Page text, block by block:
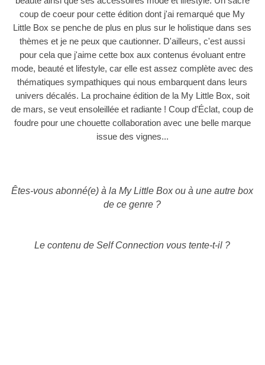
coup de coeur pour cette édition dont j'ai remarqué que My
Little Box se penche de plus en plus sur le holistique dans ses
thèmes et je ne peux que cautionner. D'ailleurs, c'est aussi
pour cela que j'aime cette box aux contenus évoluant entre
mode, beauté et lifestyle, car elle est assez complète avec des
thématiques sympathiques qui nous embarquent dans leurs
univers décalés. La prochaine édition de la My Little Box, soit
de mars, se veut ensoleillée et radiante ! Coup d'Éclat, coup de
foudre pour une chouette collaboration avec une belle marque
issue des vignes...
Êtes-vous abonné(e) à la My Little Box ou à une autre box
de ce genre ?
Le contenu de Self Connection vous tente-t-il ?